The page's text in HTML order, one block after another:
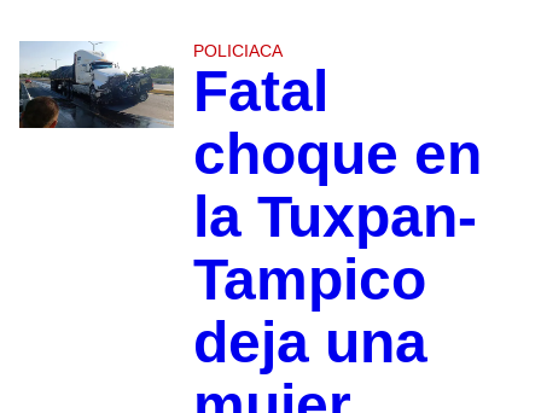
POLICIACA
Fatal
choque en
la Tuxpan-
Tampico
deja una